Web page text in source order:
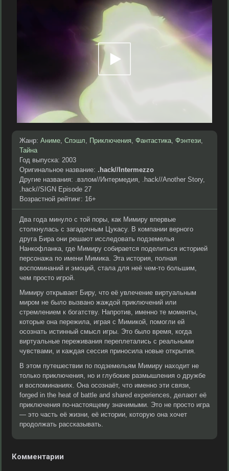
Жанр: Аниме, Спэшл, Приключения, Фантастика, Фэнтези,
Тайна
Год выпуска: 2003
Оригинальное название: .hack//Intermezzo
Другие названия: .взлом//Интермедия, .hack//Another Story,
.hack//SIGN Episode 27
Возрастной рейтинг: 16+
Два года минуло с той поры, как Мимиру впервые
столкнулась с загадочным Цукасу. В компании верного
друга Бира они решают исследовать подземелья
Нанкофланка, где Мимиру собирается поделиться историей
персонажа по имени Мимика. Эта история, полная
воспоминаний и эмоций, стала для неё чем-то большим,
чем просто игрой.
Мимиру открывает Биру, что её увлечение виртуальным
миром не было вызвано жаждой приключений или
стремлением к богатству. Напротив, именно те моменты,
которые она пережила, играя с Мимикой, помогли ей
осознать истинный смысл игры. Это было время, когда
виртуальные переживания переплетались с реальными
чувствами, и каждая сессия приносила новые открытия.
В этом путешествии по подземельям Мимиру находит не
только приключения, но и глубокие размышления о дружбе
и воспоминаниях. Она осознаёт, что именно эти связи,
forged in the heat of battle and shared experiences, делают её
приключения по-настоящему значимыми. Это не просто игра
— это часть её жизни, её истории, которую она хочет
продолжать рассказывать.
Комментарии